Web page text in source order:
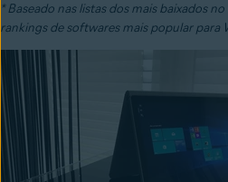
* Baseado nas listas dos mais baixados
rankings de softwares mais popular para